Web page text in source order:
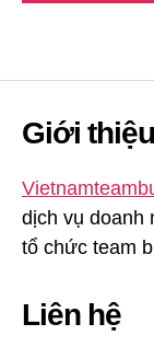
Giới thiệu
dịch vụ doanh
tổ chức team
Liên hệ